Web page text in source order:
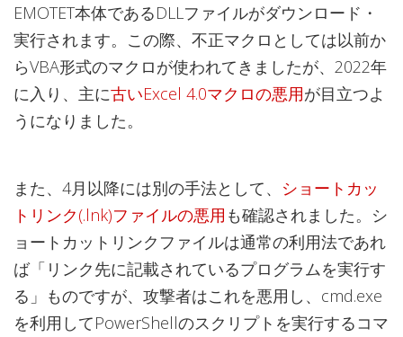
EMOTET本体であるDLLファイルがダウンロード・
実行されます。この際、不正マクロとしては以前か
らVBA形式のマクロが使われてきましたが、2022年
に入り、主に古いExcel 4.0マクロの悪用が目立つよ
うになりました。
また、4月以降には別の手法として、 ショートカッ
トリンク(.lnk)ファイルの悪用 も確認されました。シ
ョートカットリンクファイルは通常の利用法であれ
ば「リンク先に記載されているプログラムを実行す
る」ものですが、攻撃者はこれを悪用し、cmd.exe
を利用してPowerShellのスクリプトを実行するコマ